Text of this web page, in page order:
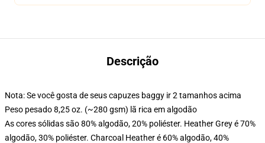
Descrição
Nota: Se você gosta de seus capuzes baggy ir 2 tamanhos acima
Peso pesado 8,25 oz. (~280 gsm) lã rica em algodão
As cores sólidas são 80% algodão, 20% poliéster. Heather Grey é 70%
algodão, 30% poliéster. Charcoal Heather é 60% algodão, 40%